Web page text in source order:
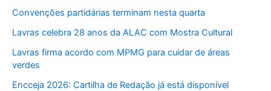
Convenções partidárias terminam nesta quarta
Lavras celebra 28 anos da ALAC com Mostra Cultural
Lavras firma acordo com MPMG para cuidar de áreas
verdes
Encceja 2026: Cartilha de Redação já está disponível